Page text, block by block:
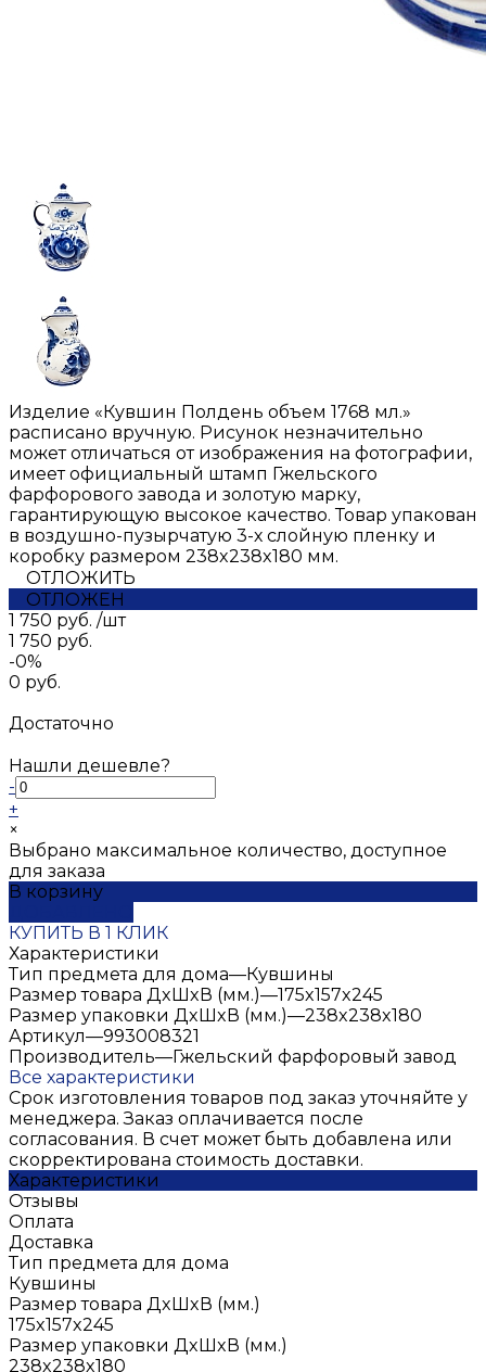
Изделие «Кувшин Полдень объем 1768 мл.»
расписано вручную. Рисунок незначительно
может отличаться от изображения на фотографии,
имеет официальный штамп Гжельского
фарфорового завода и золотую марку,
гарантирующую высокое качество. Товар упакован
в воздушно-пузырчатую 3-х слойную пленку и
коробку размером 238x238x180 мм.
ОТЛОЖИТЬ
ОТЛОЖЕН
1 750 руб. /шт
1 750 руб.
-0%
0 руб.
Достаточно
Нашли дешевле?
-
+
×
Выбрано максимальное количество, доступное
для заказа
В корзину
КУПИТЬ В 1 КЛИК
Характеристики
Тип предмета для дома—Кувшины
Размер товара ДxШxВ (мм.)—175x157x245
Размер упаковки ДxШxВ (мм.)—238x238x180
Артикул—993008321
Производитель—Гжельский фарфоровый завод
Все характеристики
Срок изготовления товаров под заказ уточняйте у
менеджера. Заказ оплачивается после
согласования. В счет может быть добавлена или
скорректирована стоимость доставки.
Характеристики
Отзывы
Оплата
Доставка
Тип предмета для дома
Кувшины
Размер товара ДxШxВ (мм.)
175x157x245
Размер упаковки ДxШxВ (мм.)
238x238x180